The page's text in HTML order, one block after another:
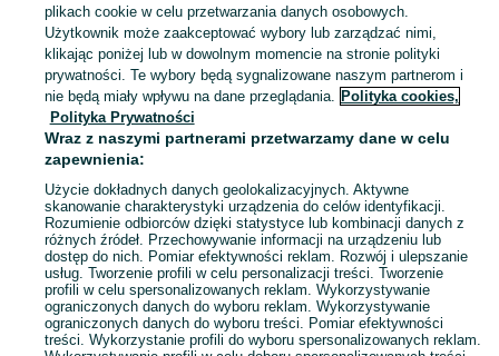
Zobacz
Mapa kategorii
Mapa miejscowości
Mapa ministron
Popularne wyszukiwania
plikach cookie w celu przetwarzania danych osobowych.
Użytkownik może zaakceptować wybory lub zarządzać nimi,
klikając poniżej lub w dowolnym momencie na stronie polityki
prywatności. Te wybory będą sygnalizowane naszym partnerom i
nie będą miały wpływu na dane przeglądania. Polityka cookies,
Polityka Prywatności
Wraz z naszymi partnerami przetwarzamy dane w celu
zapewnienia:
Użycie dokładnych danych geolokalizacyjnych. Aktywne
skanowanie charakterystyki urządzenia do celów identyfikacji.
Rozumienie odbiorców dzięki statystyce lub kombinacji danych z
różnych źródeł. Przechowywanie informacji na urządzeniu lub
dostęp do nich. Pomiar efektywności reklam. Rozwój i ulepszanie
usług. Tworzenie profili w celu personalizacji treści. Tworzenie
profili w celu spersonalizowanych reklam. Wykorzystywanie
ograniczonych danych do wyboru reklam. Wykorzystywanie
ograniczonych danych do wyboru treści. Pomiar efektywności
treści. Wykorzystanie profili do wyboru spersonalizowanych reklam.